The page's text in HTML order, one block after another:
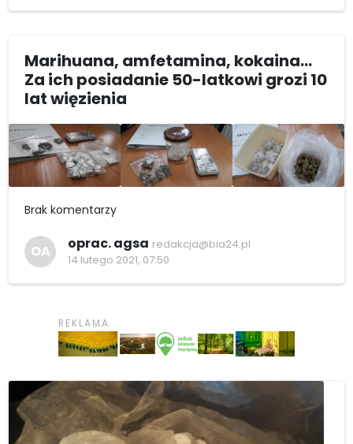
Marihuana, amfetamina, kokaina...
Za ich posiadanie 50-latkowi grozi 10
lat więzienia
Brak komentarzy
OA oprac. agsa redakcja@bia24.pl
14 lutego 2021, 07:50